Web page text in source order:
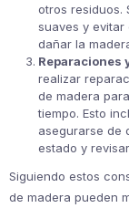
otros residuos.
suaves y
dañar la
Reparaciones
realizar
de madera
tiempo. Esto
asegurarse de
estado y
Siguiendo estos
de madera pueden